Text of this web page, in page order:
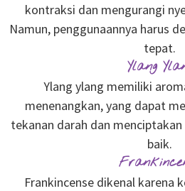
kontraksi dan mengurangi
Namun, penggunaannya harus
tepat.
Ylang
Ylang ylang memiliki
menenangkan, yang dapat
tekanan darah dan
baik.
Frankincense dikenal karena